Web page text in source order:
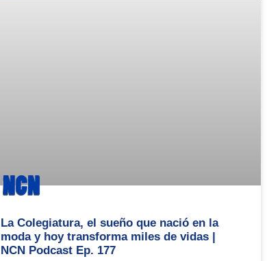
La Colegiatura, el sueño que nació en la
moda y hoy transforma miles de vidas |
NCN Podcast Ep. 177